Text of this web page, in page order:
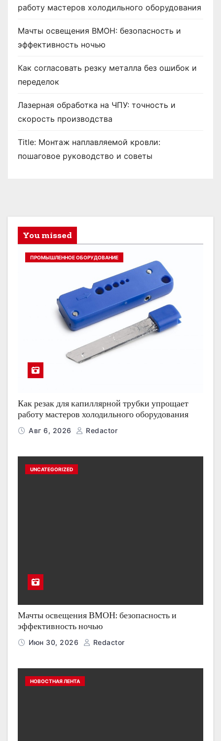
работу мастеров холодильного оборудования
Мачты освещения ВМОН: безопасность и
эффективность ночью
Как согласовать резку металла без ошибок и
переделок
Лазерная обработка на ЧПУ: точность и
скорость производства
Title: Монтаж наплавляемой кровли:
пошаговое руководство и советы
You missed
ПРОМЫШЛЕННОЕ ОБОРУДОВАНИЕ
Как резак для капиллярной трубки упрощает
работу мастеров холодильного оборудования
Авг 6, 2026 Redactor
UNCATEGORIZED
Мачты освещения ВМОН: безопасность и
эффективность ночью
Июн 30, 2026 Redactor
НОВОСТНАЯ ЛЕНТА